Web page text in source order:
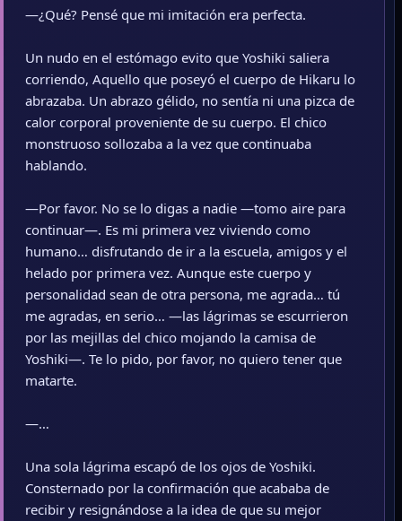
—¿Qué? Pensé que mi imitación era perfecta.
Un nudo en el estómago evito que Yoshiki saliera
corriendo, Aquello que poseyó el cuerpo de Hikaru lo
abrazaba. Un abrazo gélido, no sentía ni una pizca de
calor corporal proveniente de su cuerpo. El chico
monstruoso sollozaba a la vez que continuaba
hablando.
—Por favor. No se lo digas a nadie —tomo aire para
continuar—. Es mi primera vez viviendo como
humano… disfrutando de ir a la escuela, amigos y el
helado por primera vez. Aunque este cuerpo y
personalidad sean de otra persona, me agrada… tú
me agradas, en serio… —las lágrimas se escurrieron
por las mejillas del chico mojando la camisa de
Yoshiki—. Te lo pido, por favor, no quiero tener que
matarte.
—…
Una sola lágrima escapó de los ojos de Yoshiki.
Consternado por la confirmación que acababa de
recibir y resignándose a la idea de que su mejor